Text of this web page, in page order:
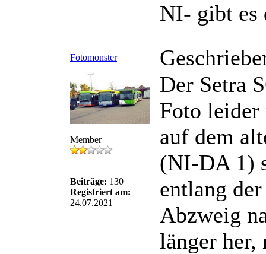
NI- gibt es
Fotomonster
Member
Beiträge: 130
Registriert am:
24.07.2021
Der Setra
Foto
auf dem
(NI-DA 1)
entlang
Abzweig
länger